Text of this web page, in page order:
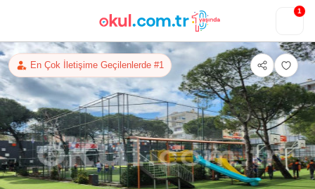
1
En Çok İletişime Geçilenlerde #1